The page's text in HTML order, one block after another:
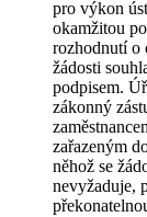
pro výkon
okamžitou
rozhodnutí o
žádosti
podpisem.
zákonný
zařazeným
něhož se
nevyžaduje,